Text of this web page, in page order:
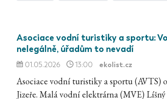
Asociace vodní turistiky a sportu:
nelegálně, úřadům to nevadí
01.05.2026 13:00 ekolist.cz
Asociace vodní turistiky a sportu (AVTS)
Jizeře. Malá vodní elektrárna (MVE)